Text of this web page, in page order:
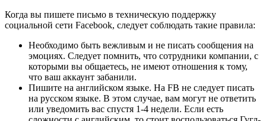
Когда вы пишете письмо в техническую поддержку
социальной сети Facebook, следует соблюдать такие правила:
Необходимо быть вежливым и не писать сообщения на
эмоциях. Следует помнить, что сотрудники компании, с
которыми вы общаетесь, не имеют отношения к тому,
что ваш аккаунт забанили.
Пишите на английском языке. На FB не следует писать
на русском языке. В этом случае, вам могут не ответить
или уведомить вас спустя 1-4 недели. Если есть